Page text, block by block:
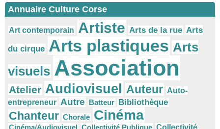
Annuaire Culture Corse
Art contemporain Artiste Arts de la rue Arts
du cirque Arts plastiques Arts
visuels Association
Atelier Audiovisuel Auteur Auto-
entrepreneur Autre Batteur Bibliothèque
Chanteur Chorale Cinéma